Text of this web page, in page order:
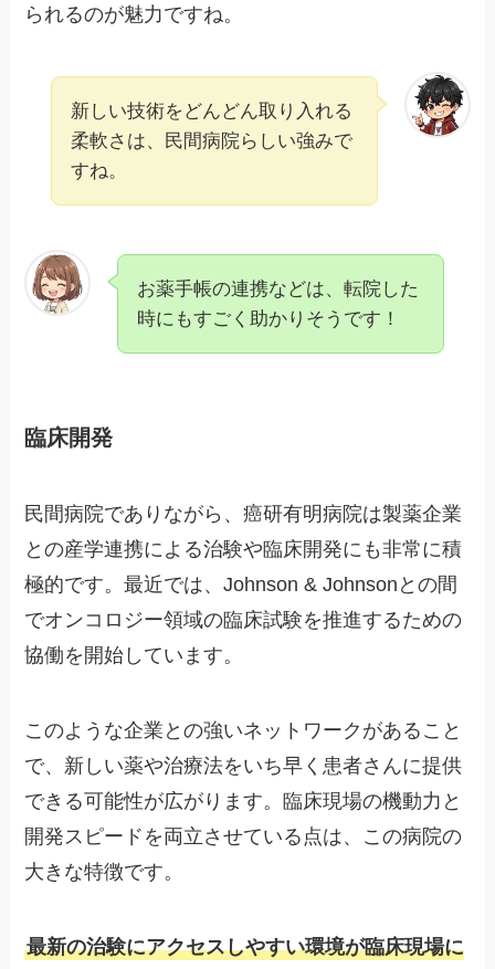
られるのが魅力ですね。
新しい技術をどんどん取り入れる
柔軟さは、民間病院らしい強みで
すね。
お薬手帳の連携などは、転院した
時にもすごく助かりそうです！
臨床開発
民間病院でありながら、癌研有明病院は製薬企業
との産学連携による治験や臨床開発にも非常に積
極的です。最近では、Johnson & Johnsonとの間
でオンコロジー領域の臨床試験を推進するための
協働を開始しています。
このような企業との強いネットワークがあること
で、新しい薬や治療法をいち早く患者さんに提供
できる可能性が広がります。臨床現場の機動力と
開発スピードを両立させている点は、この病院の
大きな特徴です。
最新の治験にアクセスしやすい環境が臨床現場に